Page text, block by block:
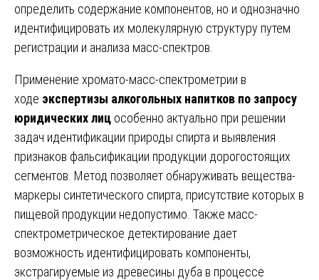
определить содержание компонентов, но и однозначно
идентифицировать их молекулярную структуру путем
регистрации и анализа масс-спектров.
Применение хромато-масс-спектрометрии в
ходе экспертизы алкогольных напитков по запросу
юридических лиц особенно актуально при решении
задач идентификации природы спирта и выявления
признаков фальсификации продукции дорогостоящих
сегментов. Метод позволяет обнаруживать вещества-
маркеры синтетического спирта, присутствие которых в
пищевой продукции недопустимо. Также масс-
спектрометрическое детектирование дает
возможность идентифицировать компоненты,
экстрагируемые из древесины дуба в процессе